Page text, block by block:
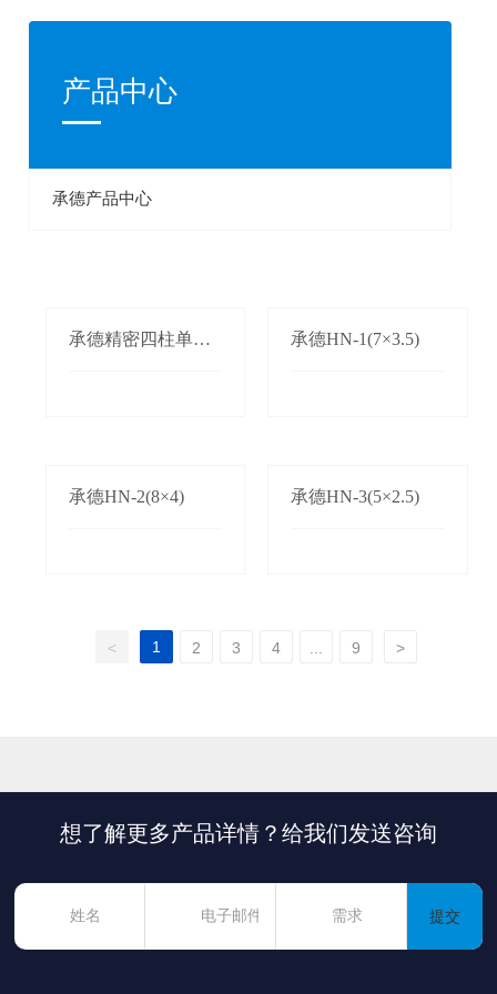
产品中心
承德产品中心
承德精密四柱单双
承德HN-1(7×3.5)
承德HN-2(8×4) 承德HN-3(5×2.5)
< 1 2 3 4 9 >
想了解更多产品详情？给我们发送咨询
提交